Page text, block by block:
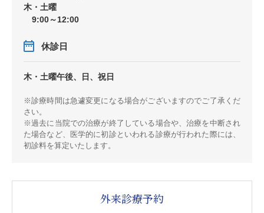
木・土曜
9:00～12:00
休診日
木・土曜午後、日、祝日
※診療時間は急遽変更になる場合がございますのでご了承くだ
さい。
※過去に当院での治療が終了している場合や、治療を中断され
た場合など、医学的に初診といわれる診療が行われた際には、
初診料を算定いたします。
外来診療予約